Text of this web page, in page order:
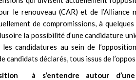
le renouveau (CAR) et de l’Alliance
de compromissions, à
la possibilité d’une candidature
les candidatures au sein de
candidats déclarés, tous issus de
à s’entendre autour